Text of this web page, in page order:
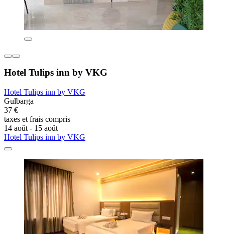
Hotel Tulips inn by VKG
Hotel Tulips inn by VKG
Gulbarga
37 €
taxes et frais compris
14 août - 15 août
Hotel Tulips inn by VKG